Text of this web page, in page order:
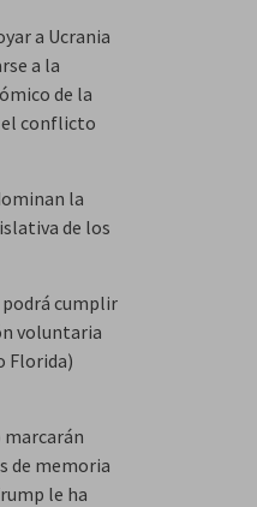
a Ucrania
a la
de la
el conflicto
la
de los
podrá cumplir
voluntaria
Florida)
marcarán
de memoria
le ha